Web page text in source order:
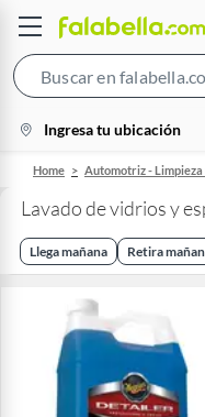
location-
icon
Ingresa tu ubicación
Home Automotriz -
Lavado de vidrios y
Llega mañana Retira